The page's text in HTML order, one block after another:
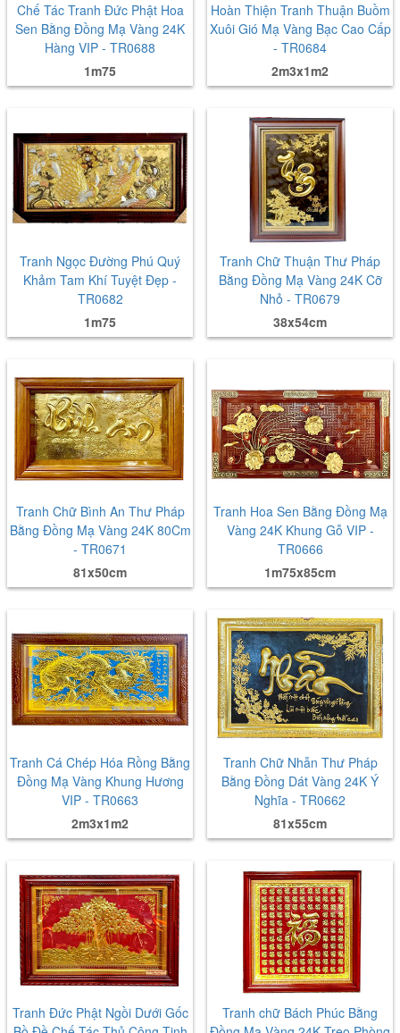
Chế Tác Tranh Đức Phật Hoa
Sen Bằng Đồng Mạ Vàng 24K
Hàng VIP - TR0688
1m75
Hoàn Thiện Tranh Thuận Buồm
Xuôi Gió Mạ Vàng Bạc Cao Cấp
- TR0684
2m3x1m2
Tranh Ngọc Đường Phú Quý
Khảm Tam Khí Tuyệt Đẹp -
TR0682
1m75
Tranh Chữ Thuận Thư Pháp
Bằng Đồng Mạ Vàng 24K Cỡ
Nhỏ - TR0679
38x54cm
Tranh Chữ Bình An Thư Pháp
Bằng Đồng Mạ Vàng 24K 80Cm
- TR0671
81x50cm
Tranh Hoa Sen Bằng Đồng Mạ
Vàng 24K Khung Gỗ VIP -
TR0666
1m75x85cm
Tranh Cá Chép Hóa Rồng Bằng
Đồng Mạ Vàng Khung Hương
VIP - TR0663
2m3x1m2
Tranh Chữ Nhẫn Thư Pháp
Bằng Đồng Dát Vàng 24K Ý
Nghĩa - TR0662
81x55cm
Tranh Đức Phật Ngồi Dưới Gốc
Tranh chữ Bách Phúc Bằng